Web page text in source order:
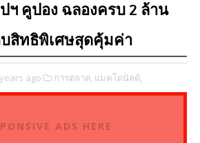
คูปอง ฉลองครบ 2 ล้าน
สิทธิพิเศษสุดคุ้มค่า
ago การตลาด, แมคโดนัลด์,
ADS HERE